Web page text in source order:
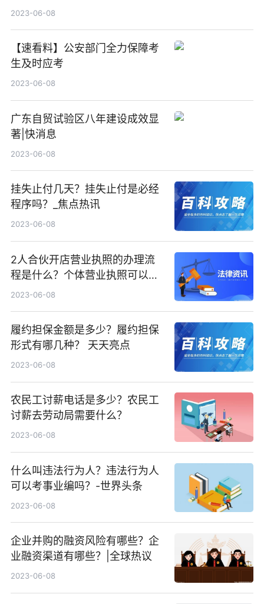
2023-06-08
【速看料】公安部门全力保障考
生及时应考
2023-06-08
广东自贸试验区八年建设成效显
著|快消息
2023-06-08
挂失止付几天？挂失止付是必经
程序吗？_焦点热讯
2023-06-08
2人合伙开店营业执照的办理流
程是什么？个体营业执照可以不
注销吗？ 今日要闻
2023-06-08
履约担保金额是多少？履约担保
形式有哪几种？ 天天亮点
2023-06-08
农民工讨薪电话是多少？农民工
讨薪去劳动局需要什么？
2023-06-08
什么叫违法行为人？违法行为人
可以考事业编吗？-世界头条
2023-06-08
企业并购的融资风险有哪些？企
业融资渠道有哪些？|全球热议
2023-06-08